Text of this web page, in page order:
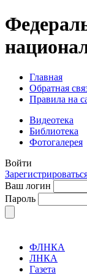
Главная
Обратная
Правила на
Видеотека
Библиотека
Фотогалерея
Войти
Ваш логин
Пароль
ФЛНКА
ЛНКА
Газета